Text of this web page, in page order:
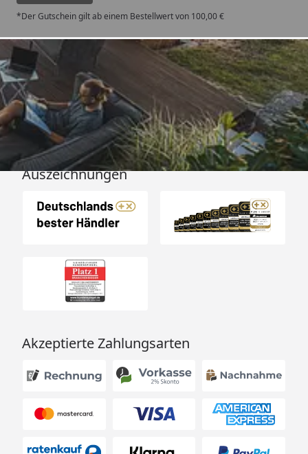
*Der Gutschein gilt ab einem Bestellwert von 100,00 €
Versand
Auszeichnungen
Akzeptierte Zahlungsarten